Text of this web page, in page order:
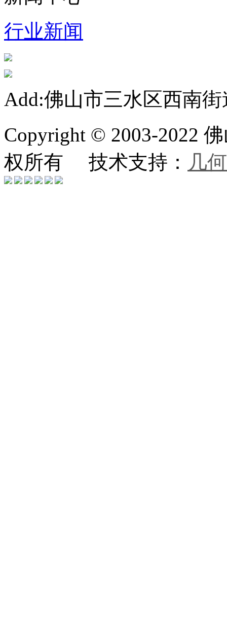
行业新闻
Add:佛山市三水区西南
Copyright © 2003-2022
权所有 技术支持： 几